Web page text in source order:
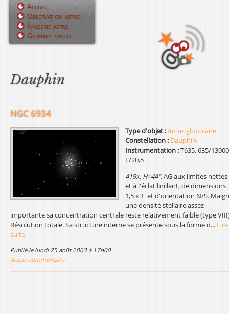
Jump to navigation
Dauphin
NGC 6934
Type d'objet :Amas globulaire
Constellation : Dauphin
Instrumentation :T635, 635/
F/20,5
419x, H=44°.AG aux limites nettes
et à l'éclat brillant, de dimensions
1,5 x 1' et d'orientation N/S.
une densité stellaire assez
importante sa concentration centrale reste relativement faible (type
Résolution totale. Sa structure interne se présente sous la forme d...
suite.
publié le lundi 25 août 2003 à 17h00
Aucun commentaire
M
u
r
i
p
a
l
Accueil
Observation astro
Imagerie astro
Galeries photo